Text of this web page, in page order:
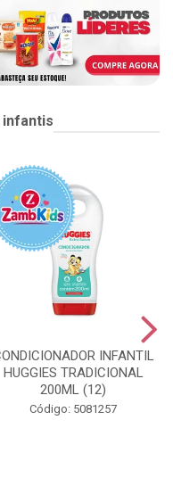
INFANTIL
HUGGIES TRADICIONAL
200ML (12)
Código: 5081257